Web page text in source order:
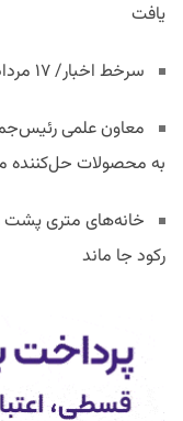
یافت
سرخط اخبار/ ۱۷ مرداد ۱۴۰۵
معاون علمی
به محصولات حل‌کننده
خانه‌های متری پشت
رکود جا ماند